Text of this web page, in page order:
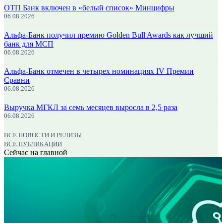
ОТП Банк включен в «белый список» Минцифры
06.08.2026
Альфа-Банк получил премию Golden Bull Awards как лучший
банк для МСП
06.08.2026
Альфа-Банк отмечен в четырех номинациях IV Премии
Сравни
06.08.2026
Выручка МГКЛ за семь месяцев выросла в 2,5 раза
06.08.2026
ВСЕ НОВОСТИ И РЕЛИЗЫ
ВСЕ ПУБЛИКАЦИИ
Сейчас на главной